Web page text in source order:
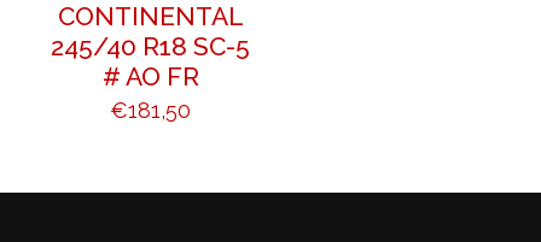
CONTINENTAL
245/40 R18 SC-5
# AO FR
€181,50